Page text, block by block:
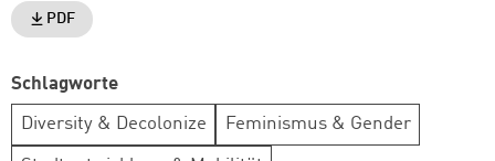
PDF
Schlagworte
Diversity & Decolonize Feminismus & Gender